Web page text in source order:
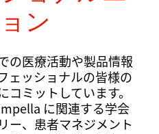
ン
の医療活動や製品情報
ェッショナルの皆様の
ミットしています。
に関連する学会
ー、患者マネジメント